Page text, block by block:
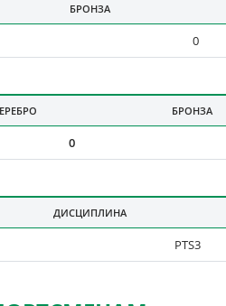
БРОНЗА
0
БРОНЗА
0
ДИСЦИПЛИНА
PTS3